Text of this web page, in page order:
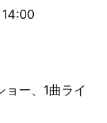
ョー、1曲ライ